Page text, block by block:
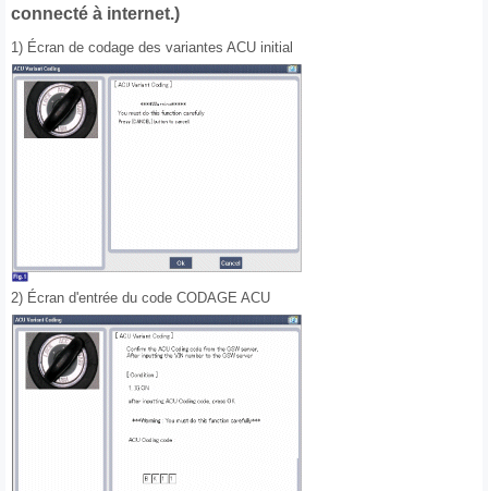
connecté à internet.)
1) Écran de codage des variantes ACU initial
2) Écran d'entrée du code CODAGE ACU